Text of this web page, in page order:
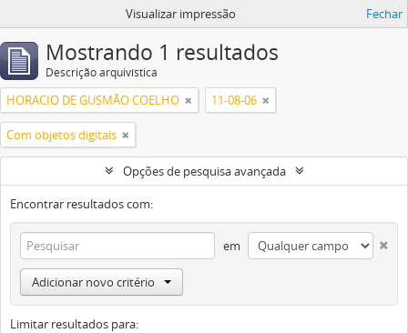
Visualizar impressão Fechar
Mostrando 1 resultados
Descrição arquivística
HORACIO DE GUSMÃO COELHO 11-08-06
Com objetos digitais
Opções de pesquisa avançada
Encontrar resultados com:
em
Adicionar novo critério
Limitar resultados para: